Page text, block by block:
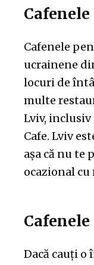
Cafenele
Cafenele
ucrainene
locuri de
multe
Lviv, inclusiv
Cafe. Lviv
așa că nu te
ocazional
Cafenele
Dacă cauți